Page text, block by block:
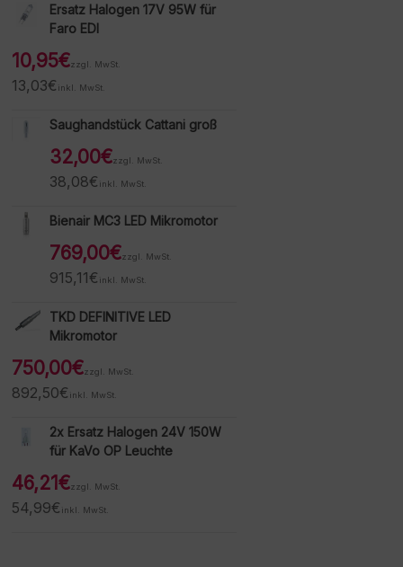
Ersatz Halogen 17V 95W für
Faro EDI
10,95€zzgl. MwSt.
13,03€ inkl. MwSt.
Saughandstück Cattani groß
32,00€zzgl. MwSt.
38,08€ inkl. MwSt.
Bienair MC3 LED Mikromotor
769,00€zzgl. MwSt.
915,11€ inkl. MwSt.
TKD DEFINITIVE LED
Mikromotor
750,00€zzgl. MwSt.
892,50€ inkl. MwSt.
2x Ersatz Halogen 24V 150W
für KaVo OP Leuchte
46,21€zzgl. MwSt.
54,99€ inkl. MwSt.